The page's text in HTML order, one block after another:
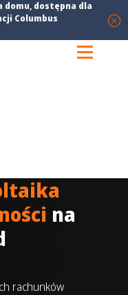
domu, dostępna dla
Columbus
na
rachunków